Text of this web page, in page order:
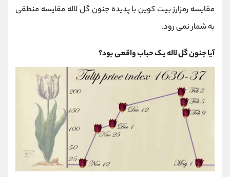
مقایسه رمزارز بیت کوین با پدیده جنون گل لاله مقایسه منطقی
به شمار نمی رود.
آیا جنون گل لاله یک حباب واقعی بود؟